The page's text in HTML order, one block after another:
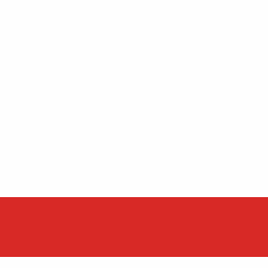
– Επεσε από τη σκαλωσιά